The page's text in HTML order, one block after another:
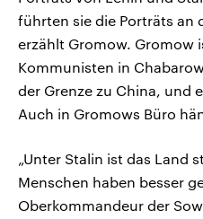
führten sie die Porträts an
erzählt Gromow. Gromow
Kommunisten in
der Grenze zu China, und
Auch in Gromows Büro
„Unter Stalin ist das Land
Menschen haben besser
Oberkommandeur der